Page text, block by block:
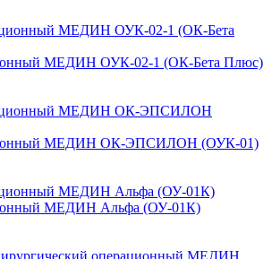
МЕДИН ОУК-02-1 (ОК-Бета Плюс)
МЕДИН ОК-ЭПСИЛОН (ОУК-01)
МЕДИН Альфа (ОУ-01К)